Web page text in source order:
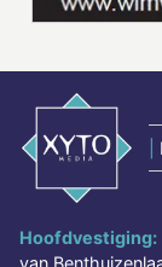
Hoofdvestiging: